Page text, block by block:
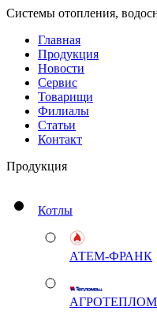
Системы отопления,
Главная
Продукция
Новости
Сервис
Товарищи
Филиалы
Статьи
Контакт
Продукция
Котлы
АТЕМ-ФРАНК